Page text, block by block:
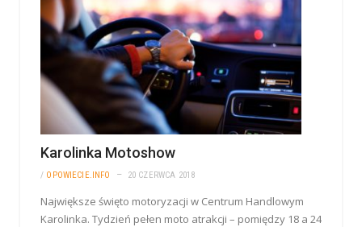
Karolinka Motoshow
/ OPOWIECIE.INFO 20 CZERWCA 2018
Największe święto motoryzacji w Centrum Handlowym
Karolinka. Tydzień pełen moto atrakcji – pomiędzy 18 a 24